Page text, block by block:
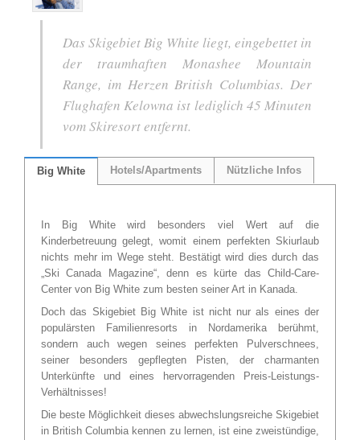
Das Skigebiet Big White liegt, eingebettet in
der traumhaften Monashee Mountain
Range, im Herzen British Columbias. Der
Flughafen Kelowna ist lediglich 45 Minuten
vom Skiresort entfernt.
Big White Hotels/Apartments Nützliche Infos
In Big White wird besonders viel Wert auf die
Kinderbetreuung gelegt, womit einem perfekten Skiurlaub
nichts mehr im Wege steht. Bestätigt wird dies durch das
„Ski Canada Magazine“, denn es kürte das Child-Care-
Center von Big White zum besten seiner Art in Kanada.
Doch das Skigebiet Big White ist nicht nur als eines der
populärsten Familienresorts in Nordamerika berühmt,
sondern auch wegen seines perfekten Pulver­schnees,
seiner besonders gepflegten Pisten, der charmanten
Unterkünfte und eines hervorragenden Preis-Leistungs-
Verhältnisses!
Die beste Möglichkeit dieses abwechslungsreiche Skigebiet
in British Columbia kennen zu lernen, ist eine zweistündige,